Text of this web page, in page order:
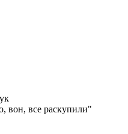
вон, все раскупили"